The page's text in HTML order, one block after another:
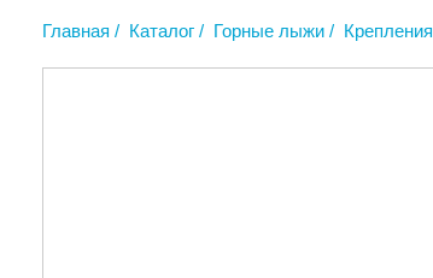
Главная Каталог Горные лыжи Крепления